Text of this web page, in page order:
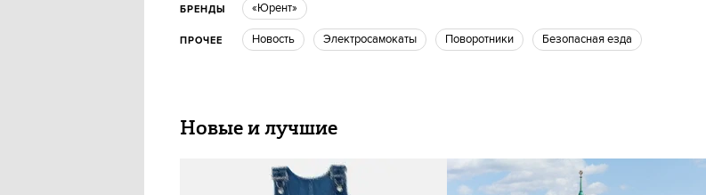
БРЕНДЫ «Юрент»
ПРОЧЕЕ Новость Электросамокаты Поворотники Безопасная езда
Новые и лучшие